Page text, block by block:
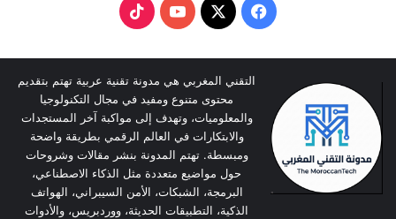
Facebook
X
YouTube
TikTok
التقني المغربي هي مدونة تقنية عربية تهتم بتقديم
محتوى متنوع ومفيد في مجال التكنولوجيا
والمعلوميات، وتهدف إلى مواكبة آخر المستجدات
والابتكارات في العالم الرقمي بطريقة واضحة
ومبسطة. تهتم المدونة بنشر مقالات وشروحات
حول مواضيع متعددة مثل الذكاء الاصطناعي،
البرمجة، الشبكات، الأمن السيبراني، الهواتف
الذكية، التطبيقات الحديثة، ووردبريس، والأدوات